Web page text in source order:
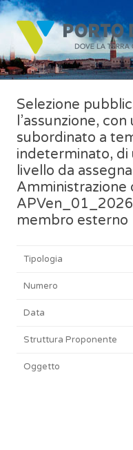
Selezione
l’assunzione,
subordinato a
indeterminato, di
livello da
Amministrazione
membro esterno
Tipologia
Numero
Data
Struttura Proponente
Oggetto